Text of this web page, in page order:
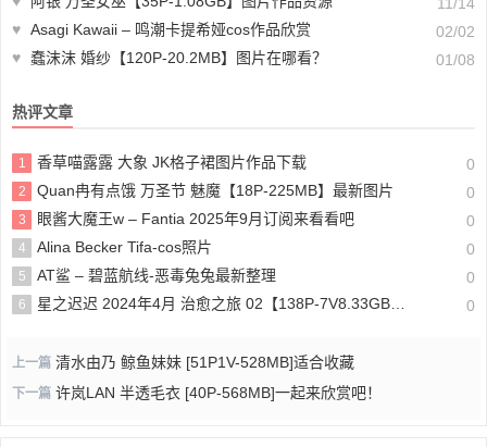
11/14
♥ Asagi Kawaii – 鸣潮卡提希娅cos作品欣赏
02/02
♥ 蠢沫沫 婚纱【120P-20.2MB】图片在哪看？ 01/08
热评文章
1 香草喵露露 大象 JK格子裙图片作品下载 0
2 Quan冉有点饿 万圣节 魅魔【18P-225MB】最新图片 0
3 眼酱大魔王w – Fantia 2025年9月订阅来看看吧 0
4 Alina Becker Tifa-cos照片 0
5 AT鲨 – 碧蓝航线-恶毒兔兔最新整理 0
6 星之迟迟 2024年4月 治愈之旅 02【138P-7V8.33GB】cos照片 0
上一篇 清水由乃 鲸鱼妹妹 [51P1V-528MB]适合收藏
下一篇 许岚LAN 半透毛衣 [40P-568MB]一起来欣赏吧！